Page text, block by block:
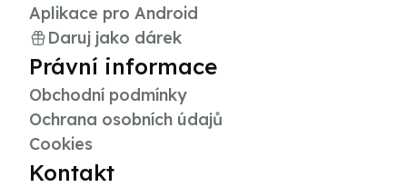
Aplikace pro Android
Daruj jako dárek
Právní informace
Obchodní podmínky
Ochrana osobních údajů
Cookies
Kontakt